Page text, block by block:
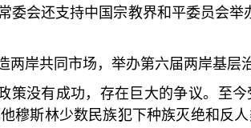
委会还支持中国宗教界和平委员会举
两岸共同市场，举办第六届两岸基层
没有成功，存在巨大的争议。至
穆斯林少数民族犯下种族灭绝和反